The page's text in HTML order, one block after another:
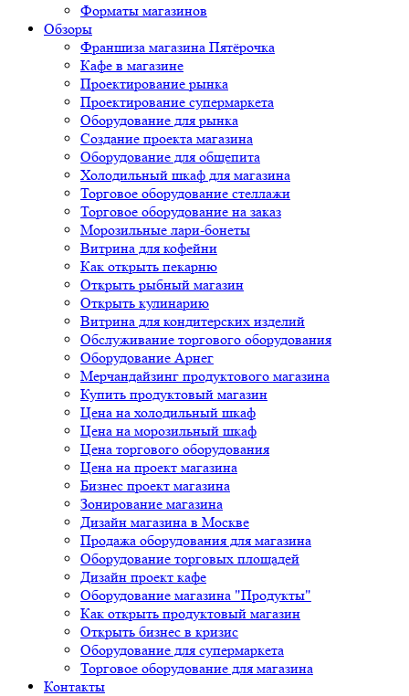
Форматы магазинов
Обзоры
Франшиза магазина Пятёрочка
Кафе в магазине
Проектирование рынка
Проектирование супермаркета
Оборудование для рынка
Создание проекта магазина
Оборудование для общепита
Холодильный шкаф для магазина
Торговое оборудование стеллажи
Торговое оборудование на заказ
Морозильные лари-бонеты
Витрина для кофейни
Как открыть пекарню
Открыть рыбный магазин
Открыть кулинарию
Витрина для кондитерских изделий
Обслуживание торгового оборудования
Оборудование Арнег
Мерчандайзинг продуктового магазина
Купить продуктовый магазин
Цена на холодильный шкаф
Цена на морозильный шкаф
Цена торгового оборудования
Цена на проект магазина
Бизнес проект магазина
Зонирование магазина
Дизайн магазина в Москве
Продажа оборудования для магазина
Оборудование торговых площадей
Дизайн проект кафе
Оборудование магазина "Продукты"
Как открыть продуктовый магазин
Открыть бизнес в кризис
Оборудование для супермаркета
Торговое оборудование для магазина
Контакты